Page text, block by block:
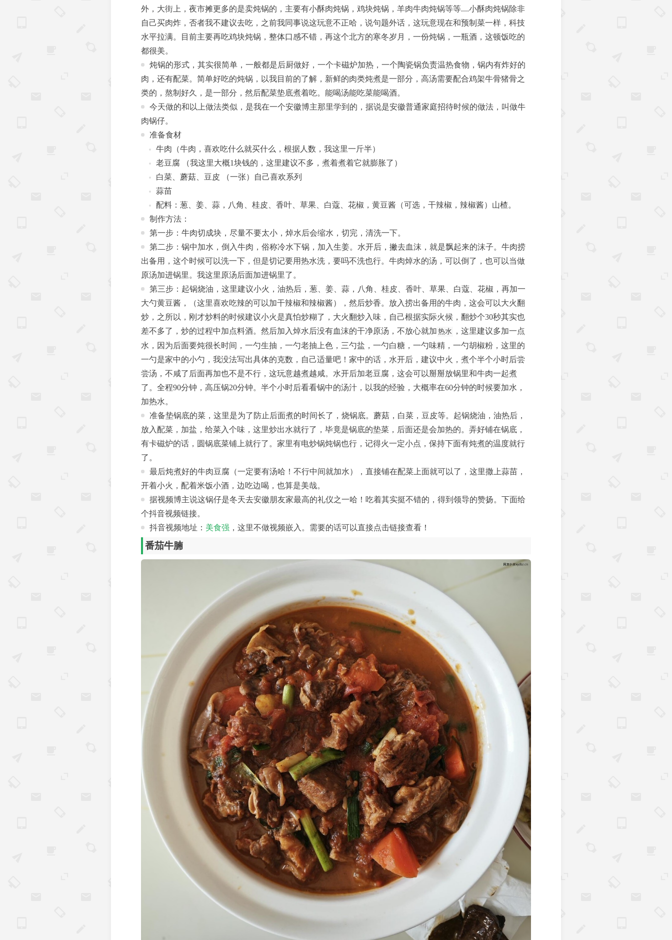
外，大街上，夜市摊更多的是卖炖锅的，主要有小酥肉炖锅，鸡块炖锅，羊肉牛肉炖锅等等....小酥肉炖锅除非
自己买肉炸，否者我不建议去吃，之前我同事说这玩意不正哈，说句题外话，这玩意现在和预制菜一样，科技
水平拉满。目前主要再吃鸡块炖锅，整体口感不错，再这个北方的寒冬岁月，一份炖锅，一瓶酒，这顿饭吃的
都很美。
炖锅的形式，其实很简单，一般都是后厨做好，一个卡磁炉加热，一个陶瓷锅负责温热食物，锅内有炸好的
肉，还有配菜。简单好吃的炖锅，以我目前的了解，新鲜的肉类炖煮是一部分，高汤需要配合鸡架牛骨猪骨之
类的，熬制好久，是一部分，然后配菜垫底煮着吃。能喝汤能吃菜能喝酒。
今天做的和以上做法类似，是我在一个安徽博主那里学到的，据说是安徽普通家庭招待时候的做法，叫做牛
肉锅仔。
准备食材
牛肉（牛肉，喜欢吃什么就买什么，根据人数，我这里一斤半）
老豆腐 （我这里大概1块钱的，这里建议不多，煮着煮着它就膨胀了）
白菜、蘑菇、豆皮 （一张）自己喜欢系列
蒜苗
配料：葱、姜、蒜，八角、桂皮、香叶、草果、白蔻、花椒，黄豆酱（可选，干辣椒，辣椒酱）山楂。
制作方法：
第一步：牛肉切成块，尽量不要太小，焯水后会缩水，切完，清洗一下。
第二步：锅中加水，倒入牛肉，俗称冷水下锅，加入生姜。水开后，撇去血沫，就是飘起来的沫子。牛肉捞
出备用，这个时候可以洗一下，但是切记要用热水洗，要吗不洗也行。牛肉焯水的汤，可以倒了，也可以当做
原汤加进锅里。我这里原汤后面加进锅里了。
第三步：起锅烧油，这里建议小火，油热后，葱、姜、蒜，八角、桂皮、香叶、草果、白蔻、花椒，再加一
大勺黄豆酱，（这里喜欢吃辣的可以加干辣椒和辣椒酱），然后炒香。放入捞出备用的牛肉，这会可以大火翻
炒，之所以，刚才炒料的时候建议小火是真怕炒糊了，大火翻炒入味，自己根据实际火候，翻炒个30秒其实也
差不多了，炒的过程中加点料酒。然后加入焯水后没有血沫的干净原汤，不放心就加热水 ，这里建议多加一点
水，因为后面要炖很长时间，一勺生抽，一勺老抽上色，三勺盐，一勺白糖，一勺味精，一勺胡椒粉，这里的
一勺是家中的小勺，我没法写出具体的克数，自己适量吧！家中的话，水开后，建议中火，煮个半个小时后尝
尝汤，不咸了后面再加也不是不行，这玩意越煮越咸。水开后加老豆腐，这会可以掰掰放锅里和牛肉一起煮
了。全程90分钟，高压锅20分钟。半个小时后看看锅中的汤汁，以我的经验，大概率在60分钟的时候要加水，
加热水。
准备垫锅底的菜，这里是为了防止后面煮的时间长了，烧锅底。蘑菇，白菜，豆皮等。起锅烧油，油热后，
放入配菜，加盐，给菜入个味，这里炒出水就行了，毕竟是锅底的垫菜，后面还是会加热的。弄好铺在锅底，
有卡磁炉的话，圆锅底菜铺上就行了。家里有电炒锅炖锅也行，记得火一定小点，保持下面有炖煮的温度就行
了。
最后炖煮好的牛肉豆腐（一定要有汤哈！不行中间就加水），直接铺在配菜上面就可以了，这里撒上蒜苗，
开着小火，配着米饭小酒，边吃边喝，也算是美哉。
据视频博主说这锅仔是冬天去安徽朋友家最高的礼仪之一哈！吃着其实挺不错的，得到领导的赞扬。下面给
个抖音视频链接。
抖音视频地址： 美食强 ，这里不做视频嵌入。需要的话可以直接点击链接查看！
番茄牛腩